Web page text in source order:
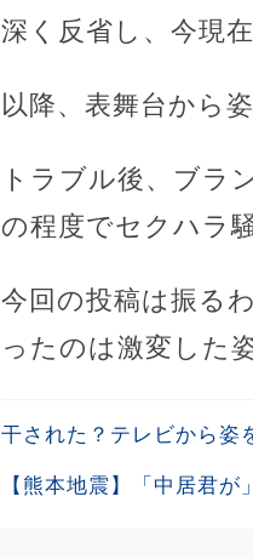
深く反省し、今現
以降、表舞台から
トラブル後、ブラ
の程度でセクハラ
今回の投稿は振る
ったのは激変した
干された？テレビから姿
【熊本地震】「中居君